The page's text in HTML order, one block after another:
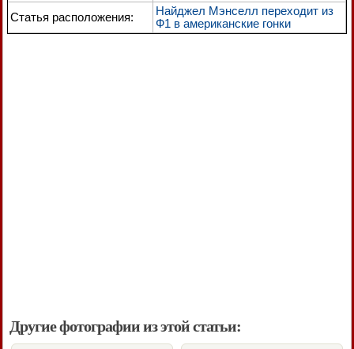
Статья расположения:
Найджел Мэнселл переходит из
Ф1 в американские гонки
Другие фотографии из этой статьи: